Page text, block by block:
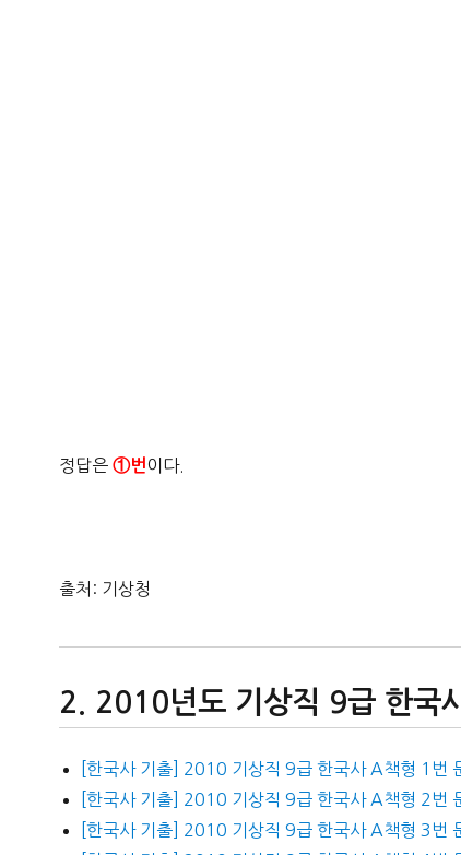
정답은 ①번 이다.
출처: 기상청
2010년도 기상직 9급 한국
[한국사 기출] 2010 기상직 9급 한국사 A책형 1번
[한국사 기출] 2010 기상직 9급 한국사 A책형 2번
[한국사 기출] 2010 기상직 9급 한국사 A책형 3번